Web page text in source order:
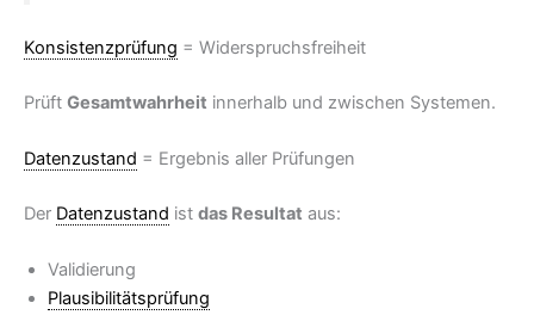
Konsistenzprüfung = Widerspruchsfreiheit
Prüft Gesamtwahrheit innerhalb und zwischen Systemen.
Datenzustand = Ergebnis aller Prüfungen
Der Datenzustand ist das Resultat aus:
Validierung
Plausibilitätsprüfung